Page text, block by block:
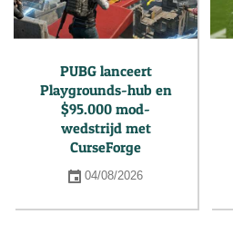
PUBG lanceert
Playgrounds-hub en
$95.000 mod-
wedstrijd met
CurseForge
04/08/2026